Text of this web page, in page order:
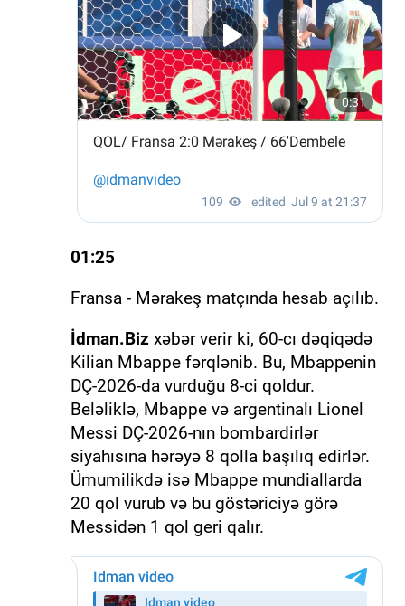
01:25
Fransa - Mərakeş matçında hesab açılıb.
İdman.Biz xəbər verir ki, 60-cı dəqiqədə
Kilian Mbappe fərqlənib. Bu, Mbappenin
DÇ-2026-da vurduğu 8-ci qoldur.
Beləliklə, Mbappe və argentinalı Lionel
Messi DÇ-2026-nın bombardirlər
siyahısına hərəyə 8 qolla başılıq edirlər.
Ümumilikdə isə Mbappe mundiallarda
20 qol vurub və bu göstəriciyə görə
Messidən 1 qol geri qalır.